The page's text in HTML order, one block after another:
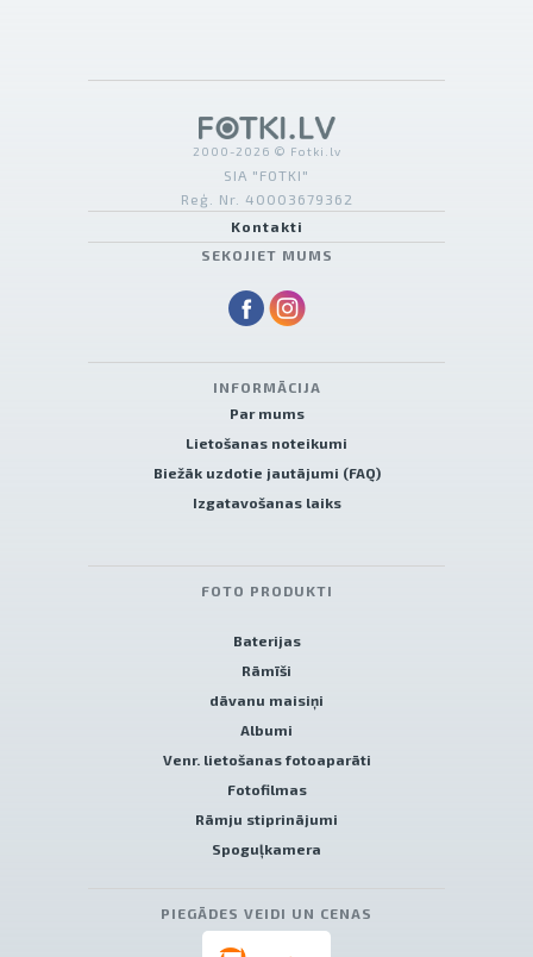
2000-2026 © Fotki.lv
SIA "FOTKI"
Reģ. Nr. 40003679362
Kontakti
SEKOJIET MUMS
INFORMĀCIJA
Par mums
Lietošanas noteikumi
Biežāk uzdotie jautājumi (FAQ)
Izgatavošanas laiks
FOTO PRODUKTI
Baterijas
Rāmīši
dāvanu maisiņi
Albumi
Venr. lietošanas fotoaparāti
Fotofilmas
Rāmju stiprinājumi
Spoguļkamera
PIEGĀDES VEIDI UN CENAS